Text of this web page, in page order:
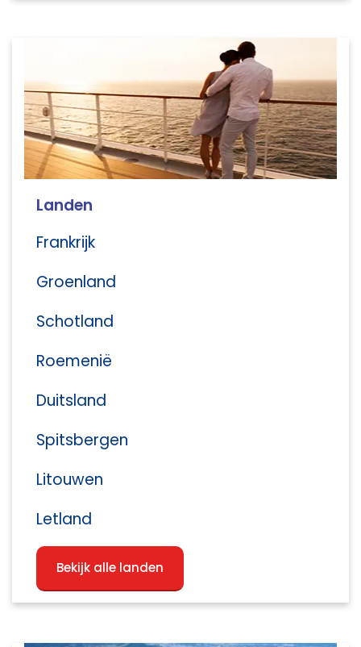
Landen
Frankrijk
Groenland
Schotland
Roemenië
Duitsland
Spitsbergen
Litouwen
Letland
Bekijk alle landen